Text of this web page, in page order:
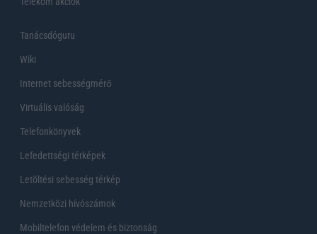
Tanácsdóguru
Wiki
Internet sebességmérő
Virtuális valóság
Telefonkönyvek
Lefedettségi térképek
Letöltési sebesség térkép
Nemzetközi hívószámok
Mobiltelefon védelem és biztonság